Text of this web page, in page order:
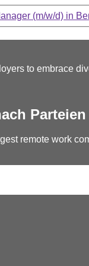
(m/w/d) in
to embrace
Parteien
remote work